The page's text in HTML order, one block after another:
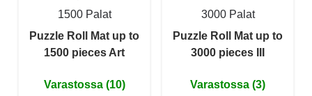
1500 Palat
Puzzle Roll Mat up to
1500 pieces Art
Varastossa (10)
3000 Palat
Puzzle Roll Mat up to
3000 pieces III
Varastossa (3)